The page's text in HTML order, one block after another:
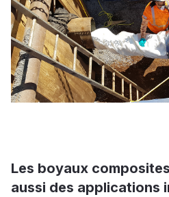
Les boyaux
aussi des applications